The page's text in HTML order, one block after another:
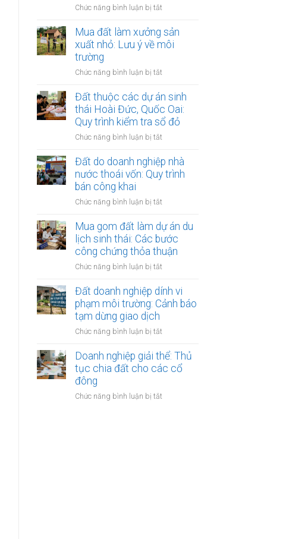
Nội
có
đỏ:
Rắc
lý
làm
thủ
tục
Chức năng bình luận bị tắt
giáp
ranh
quận
thành
Hà
Nội:
phòng
công
Mua đất làm xưởng sản
xuất nhỏ: Lưu ý về môi
trường
Chức năng bình luận bị tắt
đất
làm
xưởng
sản
xuất
Lưu
ý
Đất thuộc các dự án sinh
thái Hoài Đức, Quốc Oai:
Quy trình kiểm tra sổ đỏ
Chức năng bình luận bị tắt
thuộc
các
sinh
Hoài
Đức,
Quốc
kiểm
tra
Đất do doanh nghiệp nhà
nước thoái vốn: Quy trình
bán công khai
Chức năng bình luận bị tắt
do
doanh
nghiệp
nhà
nước
vốn:
Quy
Mua gom đất làm dự án du
lịch sinh thái: Các bước
công chứng thỏa thuận
Chức năng bình luận bị tắt
gom
đất
án
lịch
sinh
Đất doanh nghiệp dính vi
phạm môi trường: Cảnh báo
tạm dừng giao dịch
Chức năng bình luận bị tắt
doanh
nghiệp
phạm
Doanh nghiệp giải thể: Thủ
tục chia đất cho các cổ
đông
Chức năng bình luận bị tắt